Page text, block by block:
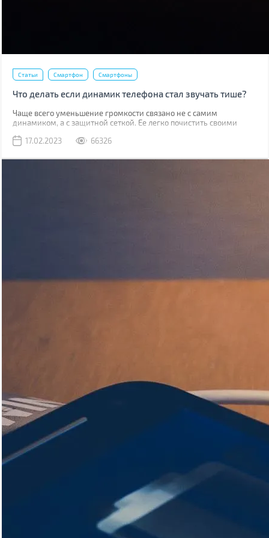
Статьи Смартфон Смартфоны
Что делать если динамик телефона стал звучать тише?
Чаще всего уменьшение громкости связано не с самим
динамиком, а с защитной сеткой. Ее легко почистить своими
необходимое для этого.
17.02.2023 66326